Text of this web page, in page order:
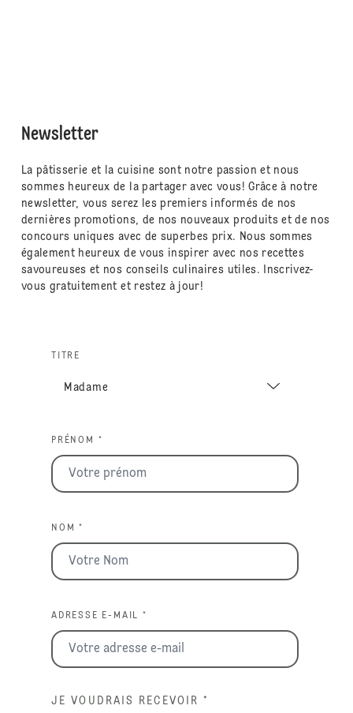
Newsletter
La pâtisserie et la cuisine sont notre passion et nous
sommes heureux de la partager avec vous! Grâce à notre
newsletter, vous serez les premiers informés de nos
dernières promotions, de nos nouveaux produits et de nos
concours uniques avec de superbes prix. Nous sommes
également heureux de vous inspirer avec nos recettes
savoureuses et nos conseils culinaires utiles. Inscrivez-
vous gratuitement et restez à jour!
TITRE
PRÉNOM *
NOM *
ADRESSE E-MAIL *
JE VOUDRAIS RECEVOIR *